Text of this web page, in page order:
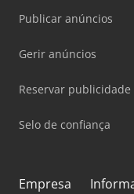
Publicar anúncios
Gerir anúncios
Reservar publicidade
Selo de confiança
Empresa